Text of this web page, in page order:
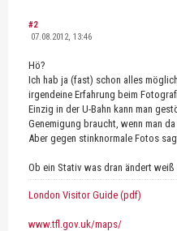
#2
07.08.2012, 13:46
Hö?
Ich hab ja (fast) schon alles
irgendeine Erfahrung beim
Einzig in der U-Bahn kann man
Genemigung braucht, wenn man
Aber gegen stinknormale Fotos
Ob ein Stativ was dran ändert
London Visitor Guide (pdf)
www.tfl.gov.uk/maps/